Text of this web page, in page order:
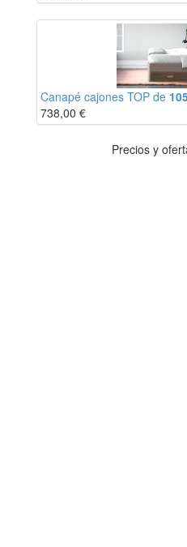
Canapé cajones TOP de
738,00 €
Precios y